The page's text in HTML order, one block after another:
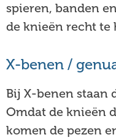
spieren, banden
de knieën recht te
X-benen /
Bij X-benen staan
Omdat de knieën
komen de pezen